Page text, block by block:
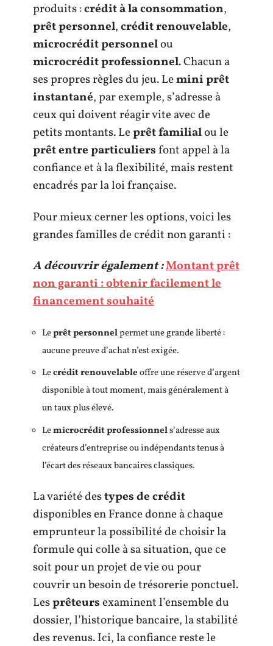
produits :crédit à la consommation,
prêt personnel,crédit renouvelable,
microcrédit personnelou
microcrédit professionnel. Chacun a
ses propres règles du jeu. Lemini prêt
instantané, par exemple, s’adresse à
ceux qui doivent réagir vite avec de
petits montants. Leprêt familialou le
prêt entre particuliersfont appel à la
confiance et à la flexibilité, mais restent
encadrés par la loi française.
Pour mieux cerner les options, voici les
grandes familles de crédit non garanti :
A découvrir également :Montant prêt
non garanti : obtenir facilement le
financement souhaité
Leprêt personnelpermet une grande liberté :
aucune preuve d’achat n’est exigée.
Lecrédit renouvelableoffre une réserve d’argent
disponible à tout moment, mais généralement à
un taux plus élevé.
Lemicrocrédit professionnels’adresse aux
créateurs d’entreprise ou indépendants tenus à
l’écart des réseaux bancaires classiques.
La variété destypes de crédit
disponibles en France donne à chaque
emprunteur la possibilité de choisir la
formule qui colle à sa situation, que ce
soit pour un projet de vie ou pour
couvrir un besoin de trésorerie ponctuel.
Lesprêteursexaminent l’ensemble du
dossier, l’historique bancaire, la stabilité
des revenus. Ici, la confiance reste le